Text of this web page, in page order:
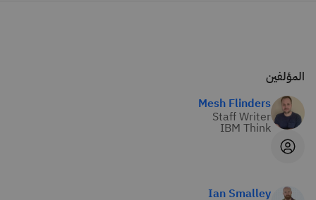
المؤلفين
Mesh Flinders
Staff Writer
IBM Think
Ian Smalley